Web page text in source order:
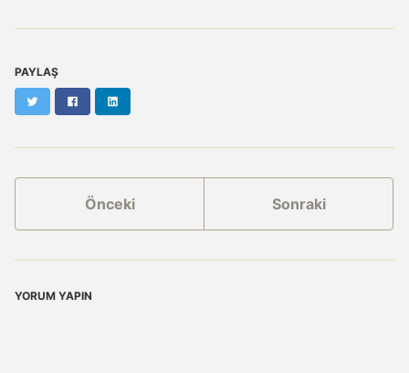
PAYLAŞ
Twitter Facebook
Önceki Sonraki
YORUM YAPIN